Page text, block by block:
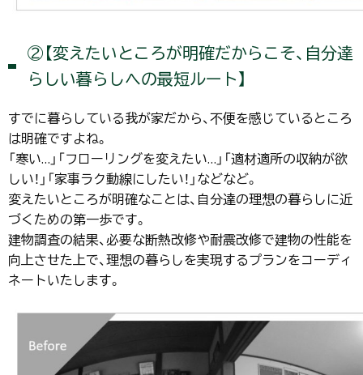
②【変えたいところが明確だからこそ、自分達
らしい暮らしへの最短ルート】
すでに暮らしている我が家だから、不便を感じているところ
は明確ですよね。
「寒い…」「フローリングを変えたい…」「適材適所の収納が欲
しい！」「家事ラク動線にしたい！」などなど。
変えたいところが明確なことは、自分達の理想の暮らしに近
づくための第一歩です。
建物調査の結果、必要な断熱改修や耐震改修で建物の性能を
向上させた上で、理想の暮らしを実現するプランをコーディ
ネートいたします。